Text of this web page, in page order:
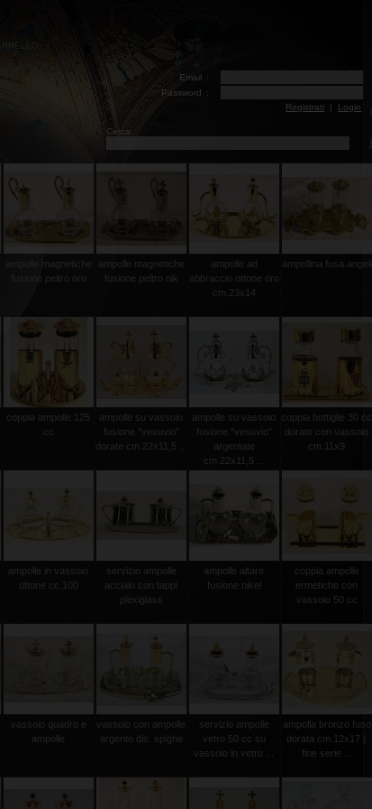
Email :
Password
:
Registrati | Login
Cerca:
ampolle magnetiche
fusione peltro oro
ampolle magnetiche
fusione peltro nik
ampolle ad
abbraccio ottone oro
cm.23x14
ampollina fusa angeli
coppia ampolle 125
cc
ampolle su vassoio
fusione "vesuvio"
dorate cm.22x11,5 ...
ampolle su vassoio
fusione "vesuvio"
argentate
cm.22x11,5 ...
coppia bottiglie 30 cc
dorate con vassoio
cm.11x9
ampolle in vassoio
ottone cc.100
servizio ampolle
acciaio con tappi
plexiglass
ampolle altare
fusione nikel
coppia ampolle
ermetiche con
vassoio 50 cc
vassoio quadro e
ampolle
vassoio con ampolle
argento dis. spighe
servizio ampolle
vetro 50 cc su
vassoio in vetro ...
ampolla bronzo fuso
dorata cm.12x17 (
fine serie ...